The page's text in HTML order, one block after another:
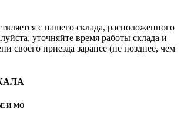
с нашего склада, расположенного
уточняйте время работы склада и
своего приезда заранее (не позднее, чем
И МО